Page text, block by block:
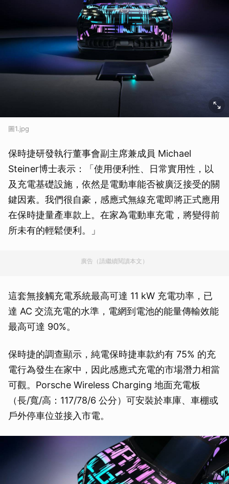
圖1.jpg
保時捷研發執行董事會副主席兼成員 Michael
Steiner博士表示：「使用便利性、日常實用性，以
及充電基礎設施，依然是電動車能否被廣泛接受的關
鍵因素。我們很自豪，感應式無線充電即將正式應用
在保時捷量產車款上。在家為電動車充電，將變得前
所未有的輕鬆便利。」
廣告（請繼續閱讀本文）
這套無接觸充電系統最高可達 11 kW 充電功率，已
達 AC 交流充電的水準，電網到電池的能量傳輸效能
最高可達 90%。
保時捷的調查顯示，純電保時捷車款約有 75% 的充
電行為發生在家中，因此感應式充電的市場潛力相當
可觀。Porsche Wireless Charging 地面充電板
（長/寬/高：117/78/6 公分）可安裝於車庫、車棚或
戶外停車位並接入市電。